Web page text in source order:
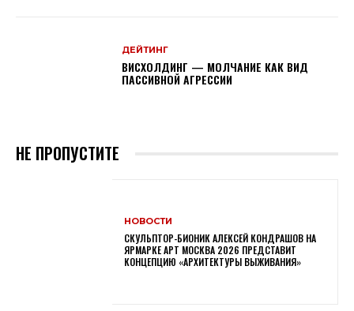
ДЕЙТИНГ
ВИСХОЛДИНГ — МОЛЧАНИЕ КАК ВИД
ПАССИВНОЙ АГРЕССИИ
НЕ ПРОПУСТИТЕ
НОВОСТИ
СКУЛЬПТОР-БИОНИК АЛЕКСЕЙ КОНДРАШОВ НА
ЯРМАРКЕ АРТ МОСКВА 2026 ПРЕДСТАВИТ
КОНЦЕПЦИЮ «АРХИТЕКТУРЫ ВЫЖИВАНИЯ»